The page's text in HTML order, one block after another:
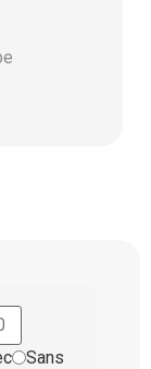
Sans